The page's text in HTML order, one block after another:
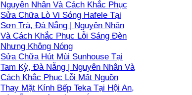
Nguyên Nhân Và Cách Khắc Phục
Sửa Chữa Lò Vi Sóng Hafele Tại
Sơn Trà, Đà Nẵng | Nguyên Nhân
Và Cách Khắc Phục Lỗi Sáng Đèn
Nhưng Không Nóng
Sửa Chữa Hút Mùi Sunhouse Tại
Tam Kỳ, Đà Nẵng | Nguyên Nhân Và
Cách Khắc Phục Lỗi Mất Nguồn
Thay Mặt Kính Bếp Teka Tại Hội An,